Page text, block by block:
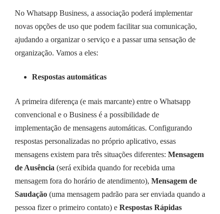
No Whatsapp Business, a associação poderá implementar
novas opções de uso que podem facilitar sua comunicação,
ajudando a organizar o serviço e a passar uma sensação de
organização. Vamos a eles:
Respostas automáticas
A primeira diferença (e mais marcante) entre o Whatsapp
convencional e o Business é a possibilidade de
implementação de mensagens automáticas. Configurando
respostas personalizadas no próprio aplicativo, essas
mensagens existem para três situações diferentes: Mensagem
de Ausência (será exibida quando for recebida uma
mensagem fora do horário de atendimento), Mensagem de
Saudação (uma mensagem padrão para ser enviada quando a
pessoa fizer o primeiro contato) e Respostas Rápidas